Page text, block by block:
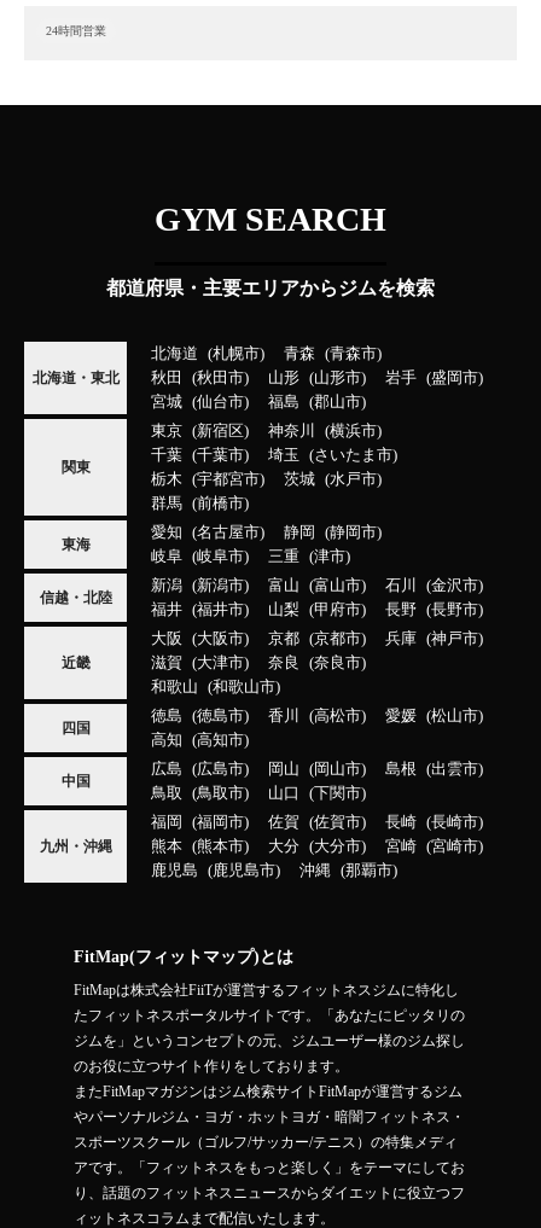
24時間営業
GYM SEARCH
都道府県・主要エリアからジムを検索
北海道・東北
北海道 札幌市 青森
青森市
秋田
秋田市 山形 山形市 岩手
盛岡市
宮城
仙台市 福島 郡山市
関東
東京 新宿区 神奈川
横浜市
千葉
千葉市 埼玉
さいたま市
栃木
宇都宮市 茨城
水戸市
群馬
前橋市
東海
愛知 名古屋市 静岡
静岡市
岐阜
岐阜市 三重 津市
信越・北陸
新潟 新潟市 富山 富山市 石川
金沢市
福井
福井市 山梨 甲府市 長野 長野市
近畿
大阪 大阪市 京都 京都市 兵庫
神戸市
滋賀
大津市 奈良
奈良市
和歌山
和歌山市
四国
徳島 徳島市 香川 高松市 愛媛
松山市
高知
高知市
中国
広島 広島市 岡山 岡山市 島根
出雲市
鳥取
鳥取市 山口 下関市
九州・沖縄
福岡 福岡市 佐賀 佐賀市 長崎
長崎市
熊本
熊本市 大分 大分市 宮崎
宮崎市
鹿児島
鹿児島市 沖縄 那覇市
FitMap(フィットマップ)とは
FitMapは株式会社FiiTが運営するフィットネスジムに特化し
たフィットネスポータルサイトです。「あなたにピッタリの
ジムを」というコンセプトの元、ジムユーザー様のジム探し
のお役に立つサイト作りをしております。
またFitMapマガジンはジム検索サイトFitMapが運営するジム
やパーソナルジム・ヨガ・ホットヨガ・暗闇フィットネス・
スポーツスクール（ゴルフ/サッカー/テニス）の特集メディ
アです。「フィットネスをもっと楽しく」をテーマにしてお
り、話題のフィットネスニュースからダイエットに役立つフ
ィットネスコラムまで配信いたします。